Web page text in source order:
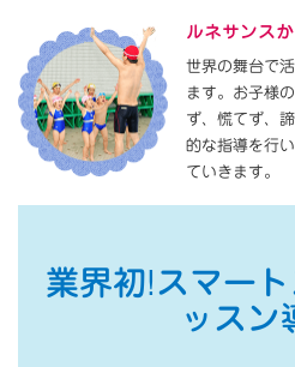
ルネサンス
世界の舞台で
ます。お子様
ず、慌てず、
的な指導を行
ていきます。
業界初!スマー
ッスン